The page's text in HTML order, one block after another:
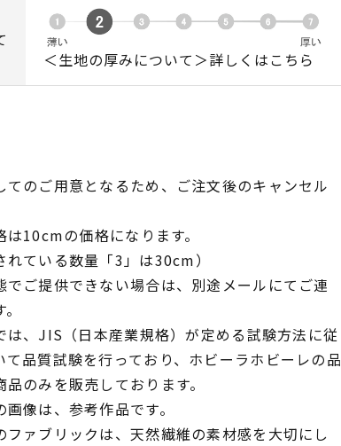
＜生地の厚みについて＞詳しくはこちら
てのご用意となるため、ご注文後のキャンセル
10cmの価格になります。
れている数量「3」は30cm）
でご提供できない場合は、別途メールにてご連
は、JIS（日本産業規格）が定める試験方法に従
て品質試験を行っており、ホビーラホビーレの品
のみを販売しております。
像は、参考作品です。
ファブリックは、天然繊維の素材感を大切にし